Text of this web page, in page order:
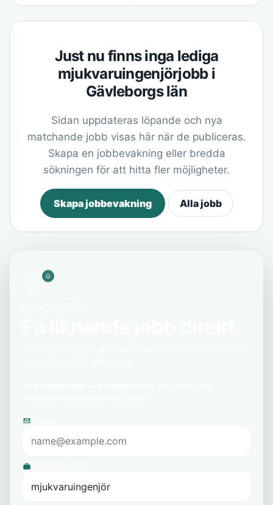
Just nu finns inga lediga
mjukvaruingenjörjobb i
Gävleborgs län
Sidan uppdateras löpande och nya
matchande jobb visas här när de publiceras.
Skapa en jobbevakning eller bredda
sökningen för att hitta fler möjligheter.
Skapa jobbevakning Alla jobb